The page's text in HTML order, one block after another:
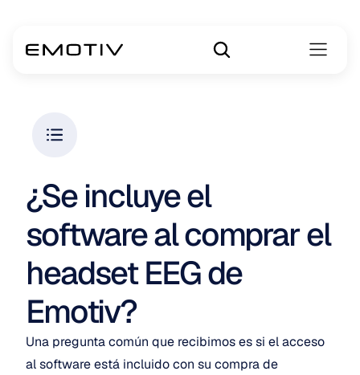
¿Se incluye el
software al comprar el
headset EEG de
Emotiv?
Una pregunta común que recibimos es si el acceso
al software está incluido con su compra de